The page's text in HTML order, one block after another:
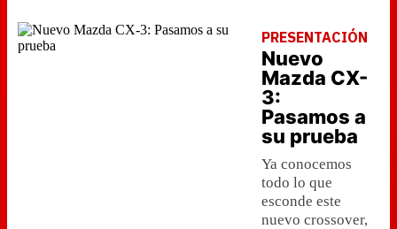
PRESENTACIÓN
Nuevo
Mazda CX-
3:
Pasamos a
su prueba
Ya conocemos
todo lo que
esconde este
nuevo crossover,